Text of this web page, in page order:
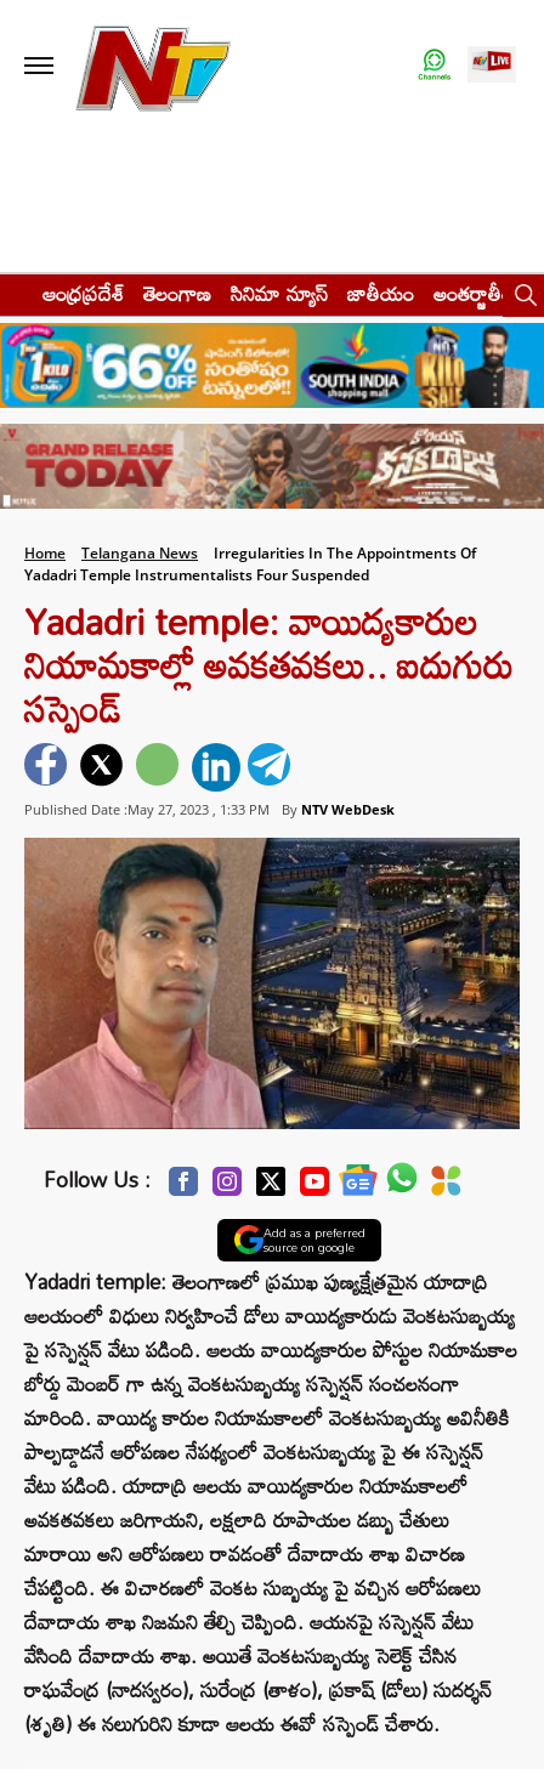
ఆంధ్రప్రదేశ్ తెలంగాణ సినిమా న్యూస్ జాతీయం అంతర్జాతీయం
Home Telangana News
Irregularities In The Appointments Of
Yadadri Temple Instrumentalists Four Suspended
Yadadri temple: వాయిద్యకారుల
నియామకాల్లో అవకతవకలు.. ఐదుగురు
సస్పెండ్
Published Date :May 27, 2023 , 1:33 PM By NTV WebDesk
Follow Us :
Add as a preferred
source on google
Yadadri temple: తెలంగాణలో ప్రముఖ పుణ్యక్షేత్రమైన యాదాద్రి
ఆలయంలో విధులు నిర్వహించే డోలు వాయిద్యకారుడు వెంకటసుబ్బయ్య
పై సస్పెన్షన్ వేటు పడింది. ఆలయ వాయిద్యకారుల పోస్టుల నియామకాల
బోర్డు మెంబర్ గా ఉన్న వెంకటసుబ్బయ్య సస్పెన్షన్ సంచలనంగా
మారింది. వాయిద్య కారుల నియామకాలలో వెంకటసుబ్బయ్య అవినీతికి
పాల్పడ్డాడనే ఆరోపణల నేపథ్యంలో వెంకటసుబ్బయ్య పై ఈ సస్పెన్షన్
వేటు పడింది. యాదాద్రి ఆలయ వాయిద్యకారుల నియామకాలలో
అవకతవకలు జరిగాయని, లక్షలాది రూపాయల డబ్బు చేతులు
మారాయి అని ఆరోపణలు రావడంతో దేవాదాయ శాఖ విచారణ
చేపట్టింది. ఈ విచారణలో వెంకట సుబ్బయ్య పై వచ్చిన ఆరోపణలు
దేవాదాయ శాఖ నిజమని తేల్చి చెప్పింది. ఆయనపై సస్పెన్షన్ వేటు
వేసింది దేవాదాయ శాఖ. అయితే వెంకటసుబ్బయ్య సెలెక్ట్ చేసిన
రాఘవేంద్ర (నాదస్వరం), సురేంద్ర (తాళం), ప్రకాష్ (డోలు) సుదర్శన్
(శృతి) ఈ నలుగురిని కూడా ఆలయ ఈవో సస్పెండ్ చేశారు.